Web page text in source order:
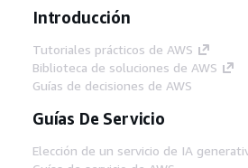
Introducción
Tutoriales prácticos de AWS
Biblioteca de soluciones de AWS
Guías de decisiones de AWS
Guías De Servicio
Elección de un servicio de IA